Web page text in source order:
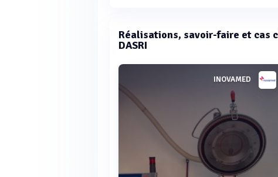
Réalisations, savoir-faire et cas
DASRI
INOVAMED